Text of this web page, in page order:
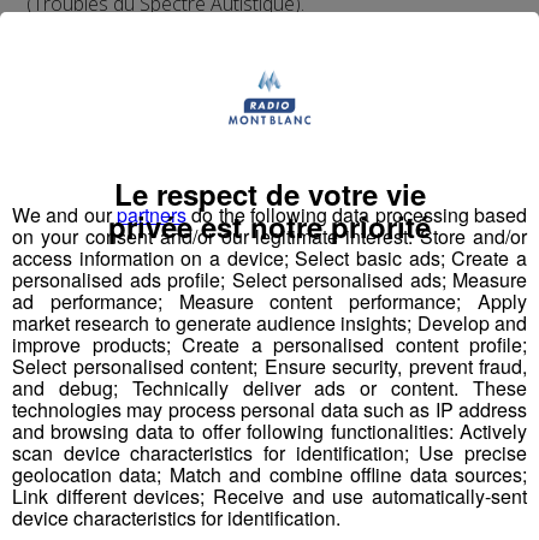
1 Accompagnant Éducatif et Social ou
Aide Médico-Psychologique ou Aide-
Soignant diplômé ou faisant fonction
Expérience dans le handicap souhaitée, débutant
accepté.
Autre diplôme accepté : Moniteur-Educateur.
> poste à pourvoir dès que possible
Conditions:
We and ourpartnersdo the following data processing based
on your consent and/or our legitimate interest: Store and/or
access information on a device; Select basic ads; Create a
personalised ads profile; Select personalised ads; Measure
ad performance; Measure content performance; Apply
market research to generate audience insights; Develop and
improve products; Create a personalised content profile;
Select personalised content; Ensure security, prevent fraud,
and debug; Technically deliver ads or content. These
technologies may process personal data such as IP address
and browsing data to offer following functionalities: Actively
scan device characteristics for identification; Use precise
geolocation data; Match and combine offline data sources;
Link different devices; Receive and use automatically-sent
device characteristics for identification.
Le respect de votre vie
privée est notre priorité